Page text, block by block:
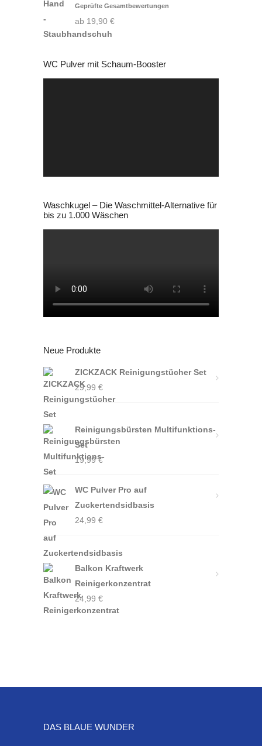
mit4.00
von 5
Geprüfte Gesamtbewertungen
ab 19,90 €
WC Pulver mit Schaum-Booster
Waschkugel – Die Waschmittel-Alternative für
bis zu 1.000 Wäschen
Neue Produkte
ZICKZACK Reinigungstücher Set
29,99 €
Reinigungsbürsten Multifunktions-
Set
19,99€
WC Pulver Pro auf
Zuckertendsidbasis
24,99 €
Balkon Kraftwerk
Reinigerkonzentrat
24,99 €
DAS BLAUE WUNDER